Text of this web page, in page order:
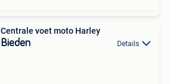
Centrale voet moto Harley
Bieden Details